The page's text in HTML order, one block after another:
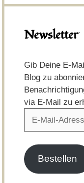
Newsletter
Gib Deine E-
Blog zu
via E-Mail zu
Bestellen